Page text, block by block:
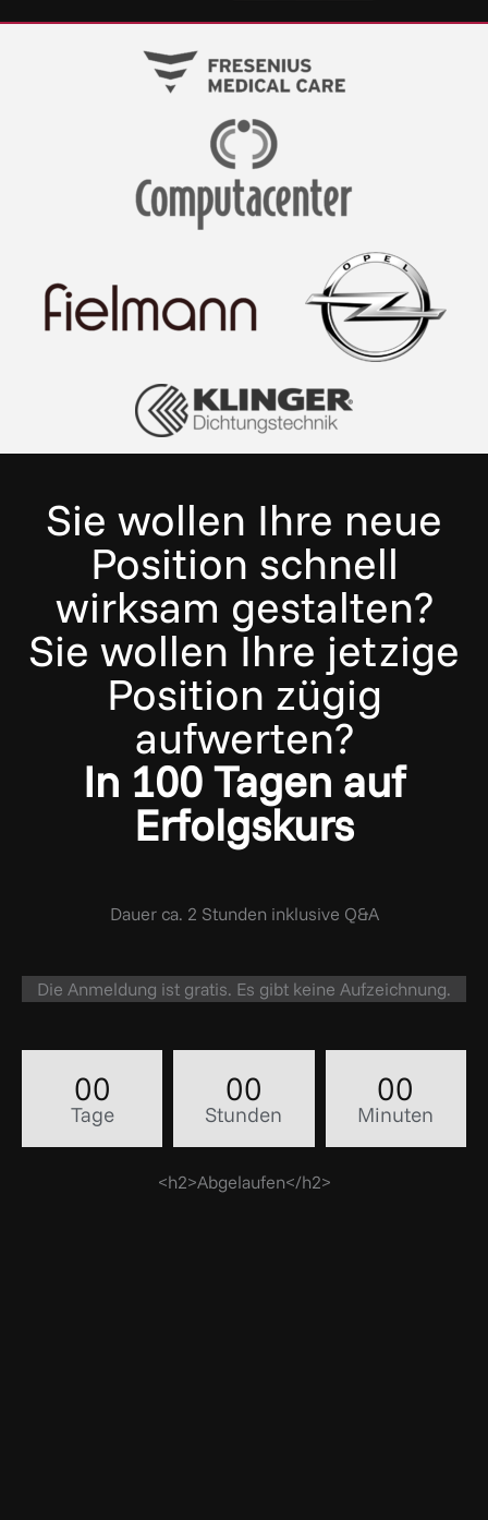
Sie wollen Ihre neue
Position schnell
wirksam gestalten?
Sie wollen Ihre jetzige
Position zügig
aufwerten?
In 100 Tagen auf
Erfolgskurs
Dauer ca. 2 Stunden inklusive Q&A
Die Anmeldung ist gratis. Es gibt keine Aufzeichnung.
00
Tage
00
Stunden
00
Minuten
<h2>Abgelaufen</h2>